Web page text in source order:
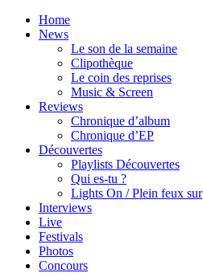
Home
News
Le son de la semaine
Clipothèque
Le coin des reprises
Music & Screen
Reviews
Chronique d’album
Chronique d’EP
Découvertes
Playlists Découvertes
Qui es-tu ?
Lights On / Plein feux sur
Interviews
Live
Festivals
Photos
Concours